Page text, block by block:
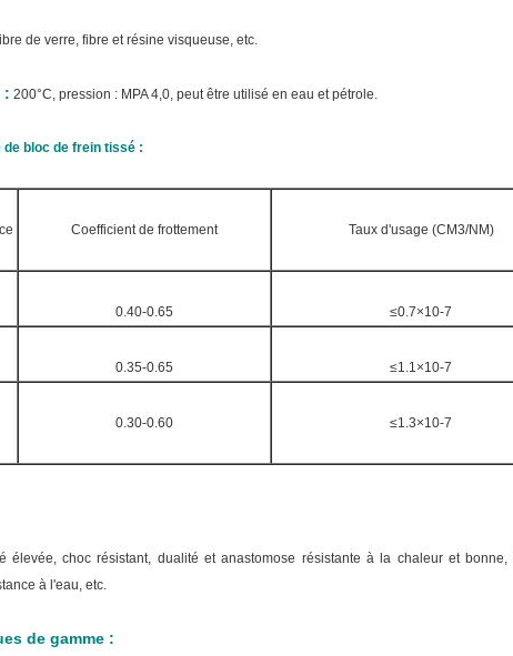
de verre, fibre et résine visqueuse, etc.
: 200°C, pression : MPA 4,0, peut être utilisé en eau et pétrole.
bloc de frein tissé :
Coefficient de frottement Taux d'usage (CM3/NM)
0.40-0.65 ≤0.7×10-7
0.35-0.65 ≤1.1×10-7
0.30-0.60 ≤1.3×10-7
élevée, choc résistant, dualité et anastomose résistante à la chaleur et
à l'eau, etc.
de gamme :